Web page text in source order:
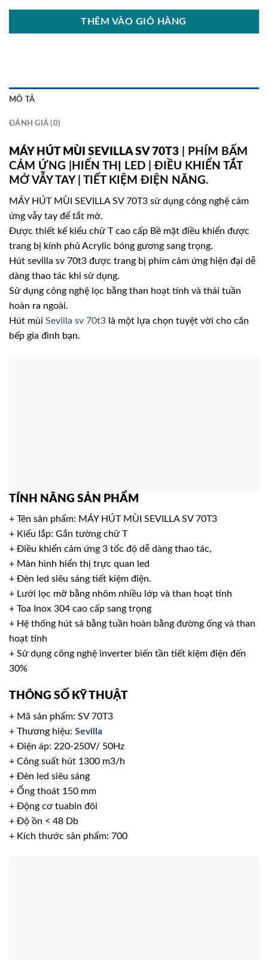
THÊM VÀO GIỎ HÀNG
MÔ TẢ
ĐÁNH GIÁ (0)
MÁY HÚT MÙI SEVILLA SV 70T3 | PHÍM BẤM
CẢM ỨNG |HIỂN THỊ LED | ĐIỀU KHIỂN TẮT
MỞ VẪY TAY | TIẾT KIỆM ĐIỆN NĂNG.
MÁY HÚT MÙI SEVILLA SV 70T3 sử dụng công nghệ cảm
ứng vẫy tay để tắt mở.
Được thiết kế kiểu chữ T cao cấp Bề mặt điều khiển được
trang bị kính phủ Acrylic bóng gương sang trọng.
Hút sevilla sv 70t3 được trang bị phím cảm ứng hiện đại dễ
dàng thao tác khi sử dụng.
Sử dụng công nghệ lọc bằng than hoạt tính và thải tuần
hoàn ra ngoài.
Hút mùi Sevilla sv 70t3 là một lựa chọn tuyệt vời cho căn
bếp gia đình bạn.
TÍNH NĂNG SẢN PHẨM
+ Tên sản phẩm: MÁY HÚT MÙI SEVILLA SV 70T3
+ Kiểu lắp: Gắn tường chữ T
+ Điều khiển cảm ứng 3 tốc độ dễ dàng thao tác,
+ Màn hình hiển thị trực quan led
+ Đèn led siêu sáng tiết kiệm điện.
+ Lưới lọc mỡ bằng nhôm nhiều lớp và than hoạt tính
+ Toa Inox 304 cao cấp sang trọng
+ Hệ thống hút sả bằng tuần hoàn bằng đường ống và than
hoạt tính
+ Sử dụng công nghệ inverter biến tần tiết kiệm điện đến
30%
THÔNG SỐ KỸ THUẬT
+ Mã sản phẩm: SV 70T3
+ Thương hiệu: Sevilla
+ Điện áp: 220-250V/ 50Hz
+ Công suất hút 1300 m3/h
+ Đèn led siêu sáng
+ Ống thoát 150 mm
+ Động cơ tuabin đôi
+ Độ ồn < 48 Db
+ Kích thước sản phẩm: 700